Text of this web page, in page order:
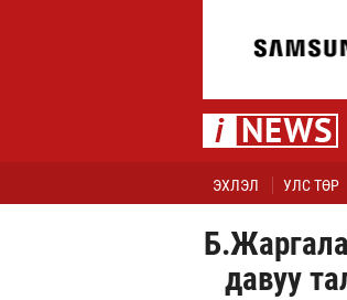
ЭХЛЭЛ УЛС ТӨР
давуу